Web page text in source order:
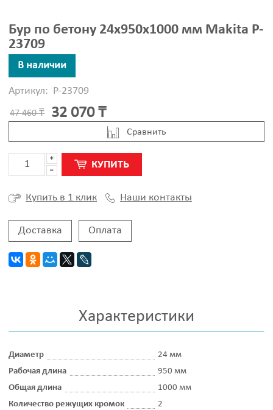
Бур по бетону 24x950x1000 мм Makita P-
23709
В наличии
Артикул: P-23709
47 460 ₸ 32 070 ₸
Cравнить
КУПИТЬ
Купить в 1 клик Наши контакты
Доставка Оплата
Характеристики
Диаметр
24 мм
Рабочая длина
950 мм
Общая длина
1000 мм
Количество режущих кромок
2